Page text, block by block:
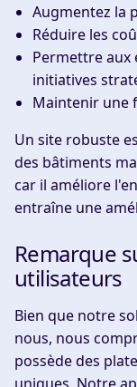
Augmentez la
Réduire les
Permettre aux
initiatives
Maintenir une
Un site robuste
des bâtiments
car il améliore
entraîne une
Remarque
utilisateurs
Bien que notre
nous, nous
possède des